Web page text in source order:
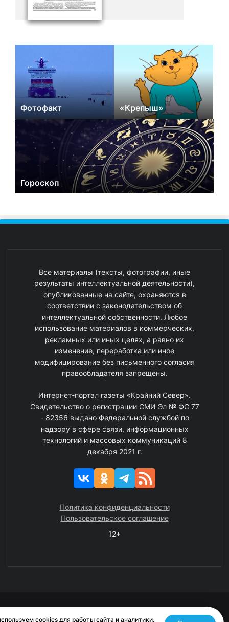
Фотофакт «Крепыш»
Гороскоп
Все материалы (тексты, фотографии, иные
результаты интеллектуальной деятельности),
опубликованные на сайте, охраняются в
соответствии с законодательством об
интеллектуальной собственности. Любое
использование материалов в коммерческих,
рекламных или иных целях, а равно их
изменение, переработка или иное
модифицирование без письменного согласия
правообладателя запрещены.
Интернет-портал газеты «Крайний Север».
Свидетельство о регистрации СМИ Эл № ФС 77
- 82356 выдано Федеральной службой по
надзору в сфере связи, информационных
технологий и массовых коммуникаций 8
декабря 2021 г.
Политика конфиденциальности
Пользовательское соглашение
12+
cookies для работы сайта и аналитики.